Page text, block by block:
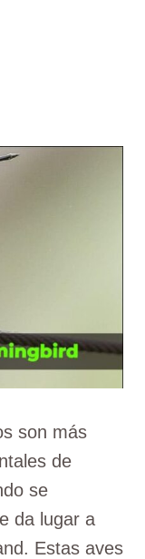
son más
de
se
da lugar a
Estas aves